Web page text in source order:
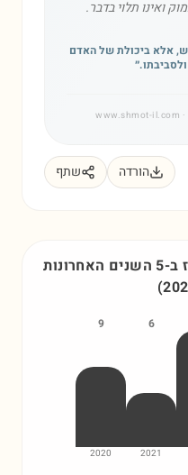
ואינו תלוי בדבר.
אלא ביכולת של האדם
״
· www.shmot-il.com
הורדה שתף
ב-5 השנים האחרונות
(
6
2021
9
2020